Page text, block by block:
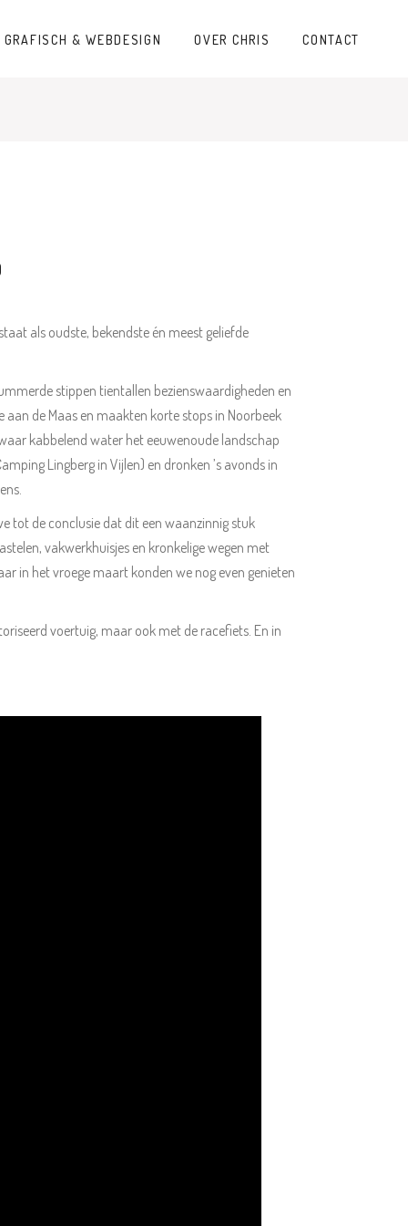
GRAFISCH & WEBDESIGN OVER CHRIS CONTACT
als oudste, bekendste én meest geliefde
stippen tientallen bezienswaardigheden en
de Maas en maakten korte stops in Noorbeek
kabbelend water het eeuwenoude landschap
Lingberg in Vijlen) en dronken ’s avonds in
tot de conclusie dat dit een waanzinnig stuk
vakwerkhuisjes en kronkelige wegen met
in het vroege maart konden we nog even genieten
voertuig, maar ook met de racefiets. En in